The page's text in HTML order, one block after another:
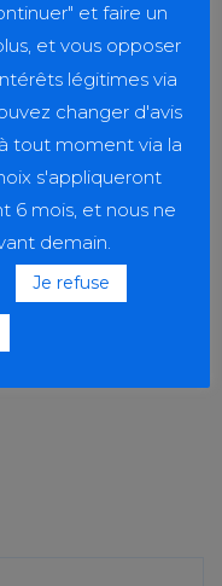
!
n'hésitez
DELPHINE LHUILLIER
et faire un
et vous opposer
légitimes via
changer d'avis
tout moment via la
s'appliqueront
6 mois, et nous ne
demain.
Je refuse